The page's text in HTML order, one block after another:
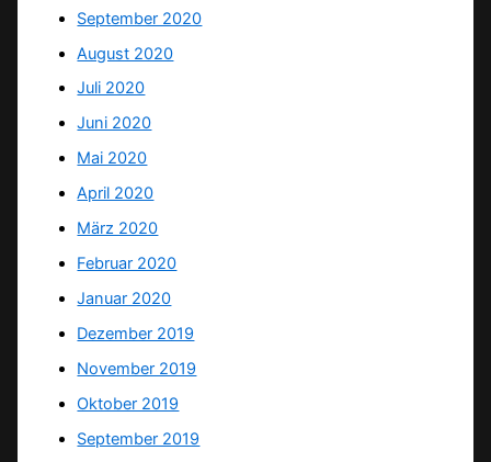
September 2020
August 2020
Juli 2020
Juni 2020
Mai 2020
April 2020
März 2020
Februar 2020
Januar 2020
Dezember 2019
November 2019
Oktober 2019
September 2019